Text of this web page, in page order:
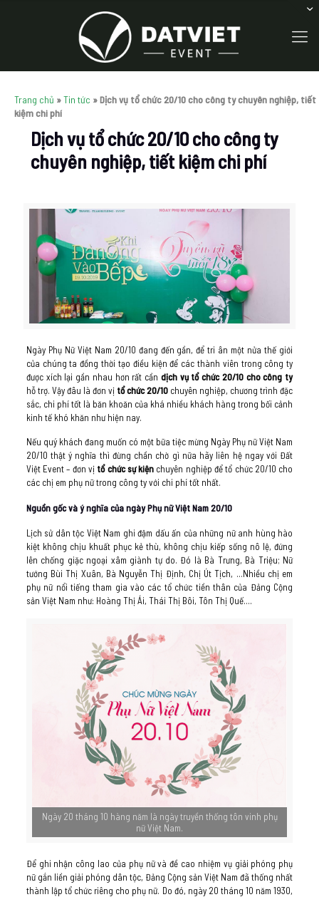
Trang chủ »Tin tức »Dịch vụ tổ chức 20/10 cho công ty chuyên nghiệp, tiết
kiệm chi phí
Dịch vụ tổ chức 20/10 cho công ty
chuyên nghiệp, tiết kiệm chi phí
Ngày Phụ Nữ Việt Nam 20/10 đang đến gần, để tri ân một nửa thế giới
của chúng ta đồng thời tạo điều kiện để các thành viên trong công ty
được xích lại gần nhau hơn rất cần dịch vụ tổ chức 20/10 cho công ty
hỗ trợ. Vậy đâu là đơn vị tổ chức 20/10 chuyên nghiệp, chương trình đặc
sắc, chi phí tốt là băn khoăn của khá nhiều khách hàng trong bối cảnh
kinh tế khó khăn như hiện nay.
Nếu quý khách đang muốn có một bữa tiệc mừng Ngày Phụ nữ Việt Nam
20/10 thật ý nghĩa thì đừng chần chờ gì nữa hãy liên hệ ngay với Đất
Việt Event – đơn vị tổ chức sự kiện chuyên nghiệp để tổ chức 20/10 cho
các chị em phụ nữ trong công ty với chi phí tốt nhất.
Nguồn gốc và ý nghĩa của ngày Phụ nữ Việt Nam 20/10
Lịch sử dân tộc Việt Nam ghi đậm dấu ấn của những nữ anh hùng hào
kiệt không chịu khuất phục kẻ thù, không chịu kiếp sống nô lệ, đứng
lên chống giặc ngoại xâm giành tự do. Đó là Bà Trưng, Bà Triệu; Nữ
tướng Bùi Thị Xuân, Bà Nguyễn Thị Định, Chị Út Tịch, …Nhiều chị em
phụ nữ nổi tiếng tham gia vào các tổ chức tiền thân của Đảng Cộng
sản Việt Nam như: Hoàng Thị Ái, Thái Thị Bôi, Tôn Thị Quế….
Ngày 20 tháng 10 hàng năm là ngày truyền thống tôn vinh phụ
nữ Việt Nam.
Để ghi nhận công lao của phụ nữ và đề cao nhiệm vụ giải phóng phụ
nữ gắn liền giải phóng dân tộc, Đảng Cộng sản Việt Nam đã thống nhất
thành lập tổ chức riêng cho phụ nữ. Do đó, ngày 20 tháng 10 năm 1930,